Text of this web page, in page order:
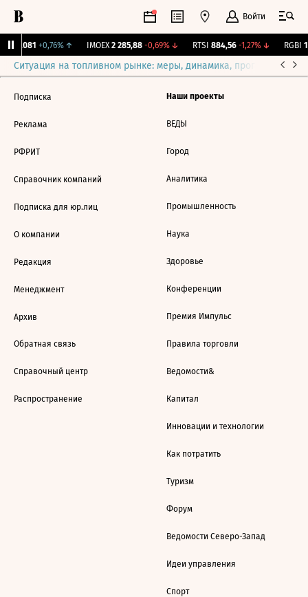
Войти
12,081 +0,76%↑ IMOEX 2 285,88 -0,69%↓ RTSI 884,56 -1,27%↓ RGBI
Ситуация на топливном рынке: меры, динамика, прогнозы
Подписка
Реклама
РФРИТ
Справочник компаний
Подписка для юр.лиц
О компании
Редакция
Менеджмент
Архив
Обратная связь
Справочный центр
Распространение
Наши проекты
ВЕДЫ
Город
Аналитика
Промышленность
Наука
Здоровье
Конференции
Премия Импульс
Правила торговли
Ведомости&
Капитал
Инновации и технологии
Как потратить
Туризм
Форум
Ведомости Северо-Запад
Идеи управления
Спорт